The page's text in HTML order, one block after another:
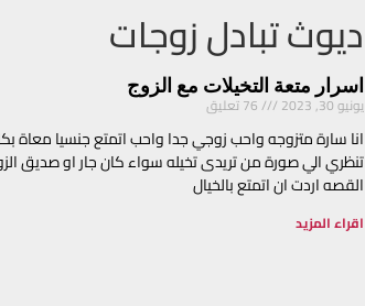
ديوث تبادل زوجات
اسرار متعة التخيلات مع الزوج
يونيو 30, 2023 76 تعليق
انا سارة متزوجه واحب زوجي جدا واحب اتمتع جنسيا معاة
تنظري الي صورة من تريدى تخيله سواء كان جار او صديق
القصه اردت ان اتمتع بالخيال
اقراء المزيد